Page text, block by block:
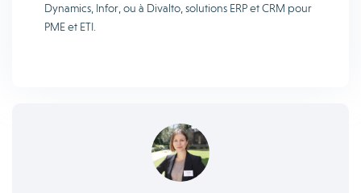
Dynamics, Infor, ou à Divalto, solutions ERP et CRM pour
PME et ETI.‎